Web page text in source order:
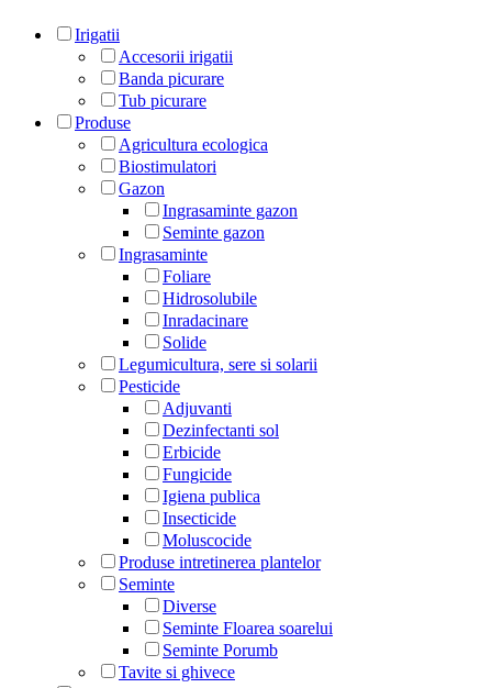
Irigatii
Accesorii irigatii
Banda picurare
Tub picurare
Produse
Agricultura ecologica
Biostimulatori
Gazon
Ingrasaminte gazon
Seminte gazon
Ingrasaminte
Foliare
Hidrosolubile
Inradacinare
Solide
Legumicultura, sere si solarii
Pesticide
Adjuvanti
Dezinfectanti sol
Erbicide
Fungicide
Igiena publica
Insecticide
Moluscocide
Produse intretinerea plantelor
Seminte
Diverse
Seminte Floarea soarelui
Seminte Porumb
Tavite si ghivece